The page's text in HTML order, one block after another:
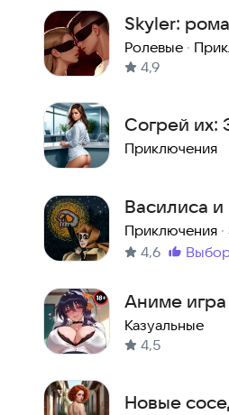
Skyler:
новелла
Ролевые ·
4,9
Согрей их:
Приключения
Василиса и
Приключения ·
4,6
Метка:
Аниме
Хентай.
Казуальные
4,5
Новые